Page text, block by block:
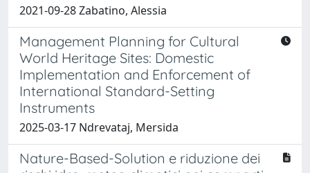
2021-09-28 Zabatino, Alessia
Management Planning for Cultural
World Heritage Sites: Domestic
Implementation and Enforcement of
International Standard-Setting
Instruments
2025-03-17 Ndrevataj, Mersida
Nature-Based-Solution e riduzione dei